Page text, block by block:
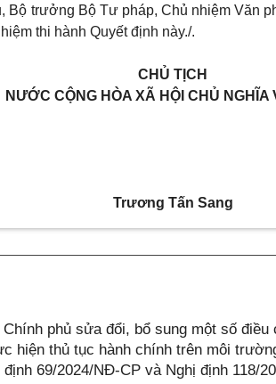
Bộ trưởng Bộ Tư pháp, Chủ nhiệm Văn
thi hành Quyết định này./.
CHỦ TỊCH
NƯỚC CỘNG HÒA XÃ HỘI CHỦ NGHĨA
Trương Tấn Sang
phủ sửa đổi, bổ sung một số
hiện thủ tục hành chính trên môi
69/2024/NĐ-CP và Nghị định 118/